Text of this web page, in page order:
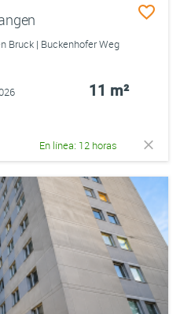
Bruck | Buckenhofer Weg
11 m²
En línea: 12 horas